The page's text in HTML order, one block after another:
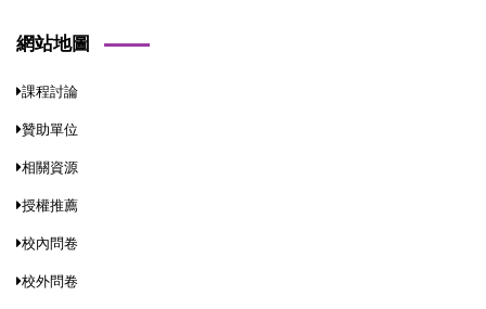
網站地圖
課程討論
贊助單位
相關資源
授權推薦
校內問卷
校外問卷